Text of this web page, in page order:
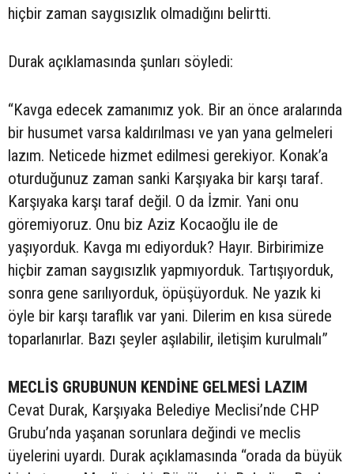
hiçbir zaman saygısızlık olmadığını belirtti.
Durak açıklamasında şunları söyledi:
“Kavga edecek zamanımız yok. Bir an önce aralarında
bir husumet varsa kaldırılması ve yan yana gelmeleri
lazım. Neticede hizmet edilmesi gerekiyor. Konak’a
oturduğunuz zaman sanki Karşıyaka bir karşı taraf.
Karşıyaka karşı taraf değil. O da İzmir. Yani onu
göremiyoruz. Onu biz Aziz Kocaoğlu ile de
yaşıyorduk. Kavga mı ediyorduk? Hayır. Birbirimize
hiçbir zaman saygısızlık yapmıyorduk. Tartışıyorduk,
sonra gene sarılıyorduk, öpüşüyorduk. Ne yazık ki
öyle bir karşı taraflık var yani. Dilerim en kısa sürede
toparlanırlar. Bazı şeyler aşılabilir, iletişim kurulmalı”
MECLİS GRUBUNUN KENDİNE GELMESİ LAZIM
Cevat Durak, Karşıyaka Belediye Meclisi’nde CHP
Grubu’nda yaşanan sorunlara değindi ve meclis
üyelerini uyardı. Durak açıklamasında “orada da büyük